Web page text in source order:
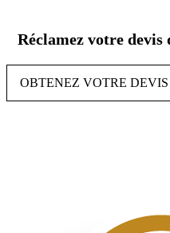
contenu
Réclamez votre devis
OBTENEZ VOTRE